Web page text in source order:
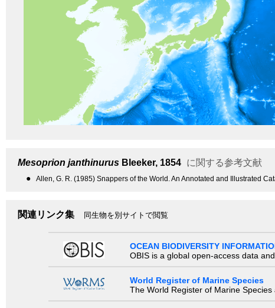
Mesoprion janthinurus Bleeker, 1854 に関する参考文献
● Allen, G. R. (1985) Snappers of the World. An Annotated and Illustrated
関連リンク集 同生物を別サイトで閲覧
OCEAN BIODIVERSITY
OBIS is a global open-access data
World Register of Marine Species
The World Register of Marine